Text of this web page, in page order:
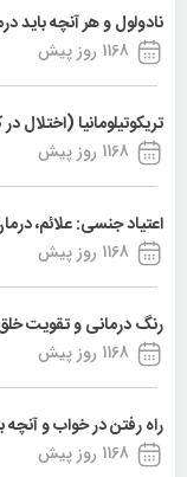
نادولول و هر آنچه باید
1168 روز پیش
تریکوتیلومانیا (اختلال
1168 روز پیش
اعتیاد جنسی: علائم،
1168 روز پیش
رنگ درمانی و تقویت
1168 روز پیش
راه رفتن در خواب و آنچه
1168 روز پیش